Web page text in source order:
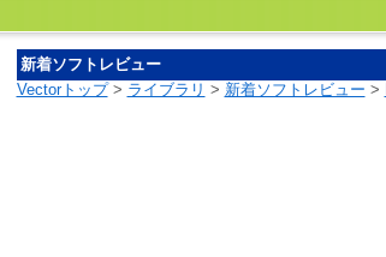
新着ソフトレビュー
Vectorトップ> ライブラリ > 新着ソフトレビュー >